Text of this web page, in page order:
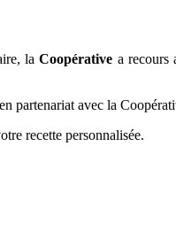
laCoopérative a recours
partenariat avec la
recette personnalisée.